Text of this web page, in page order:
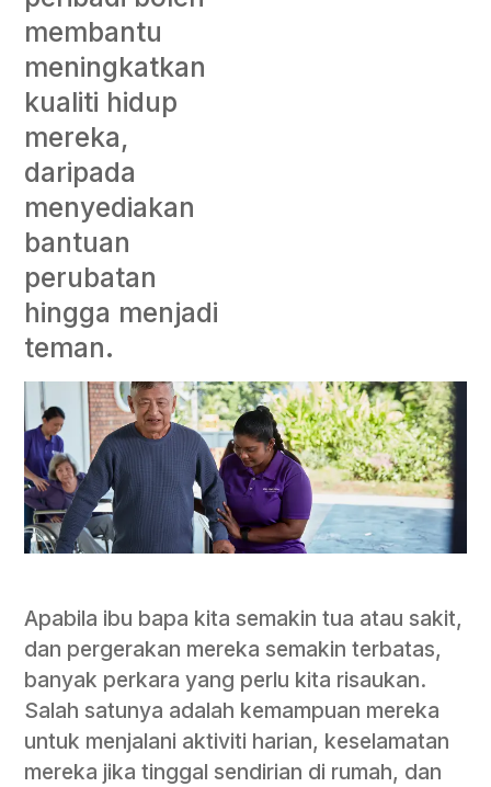
membantu
meningkatkan
kualiti hidup
mereka,
daripada
menyediakan
bantuan
perubatan
hingga menjadi
teman.
Apabila ibu bapa kita semakin tua atau sakit,
dan pergerakan mereka semakin terbatas,
banyak perkara yang perlu kita risaukan.
Salah satunya adalah kemampuan mereka
untuk menjalani aktiviti harian, keselamatan
mereka jika tinggal sendirian di rumah, dan